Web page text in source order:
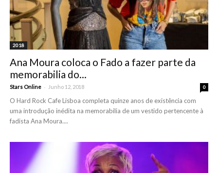
2018
Ana Moura coloca o Fado a fazer parte da
memorabilia do...
Stars Online - Junho 12, 2018 0
O Hard Rock Cafe Lisboa completa quinze anos de existência com
uma introdução inédita na memorabilia de um vestido pertencente à
fadista Ana Moura....